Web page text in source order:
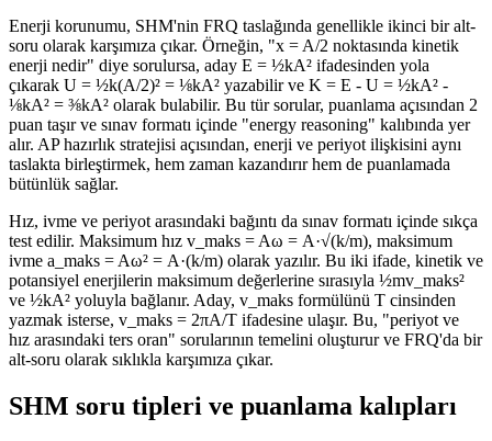
Enerji korunumu, SHM'nin FRQ taslağında genellikle ikinci bir alt-
soru olarak karşımıza çıkar. Örneğin, "x = A/2 noktasında kinetik
enerji nedir" diye sorulursa, aday E = ½kA² ifadesinden yola
çıkarak U = ½k(A/2)² = ⅛kA² yazabilir ve K = E - U = ½kA² -
⅛kA² = ⅜kA² olarak bulabilir. Bu tür sorular, puanlama açısından 2
puan taşır ve sınav formatı içinde "energy reasoning" kalıbında yer
alır. AP hazırlık stratejisi açısından, enerji ve periyot ilişkisini aynı
taslakta birleştirmek, hem zaman kazandırır hem de puanlamada
bütünlük sağlar.
Hız, ivme ve periyot arasındaki bağıntı da sınav formatı içinde sıkça
test edilir. Maksimum hız v_maks = Aω = A·√(k/m), maksimum
ivme a_maks = Aω² = A·(k/m) olarak yazılır. Bu iki ifade, kinetik ve
potansiyel enerjilerin maksimum değerlerine sırasıyla ½mv_maks²
ve ½kA² yoluyla bağlanır. Aday, v_maks formülünü T cinsinden
yazmak isterse, v_maks = 2πA/T ifadesine ulaşır. Bu, "periyot ve
hız arasındaki ters oran" sorularının temelini oluşturur ve FRQ'da bir
alt-soru olarak sıklıkla karşımıza çıkar.
SHM soru tipleri ve puanlama kalıpları